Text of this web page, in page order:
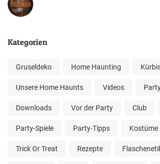
Kategorien
Gruseldeko Home Haunting
Unsere Home Haunts Videos
Downloads Vor der Party Club
Party-Spiele Party-Tipps Kostüme
Trick Or Treat Rezepte